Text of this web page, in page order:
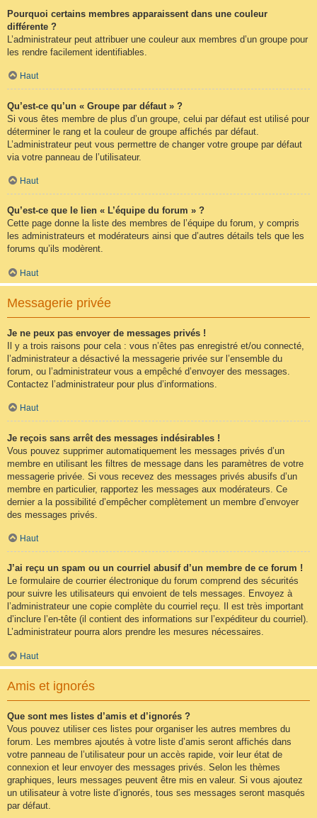
Pourquoi certains membres apparaissent dans une couleur
différente ?
L’administrateur peut attribuer une couleur aux membres d’un groupe pour
les rendre facilement identifiables.
Haut
Qu’est-ce qu’un « Groupe par défaut » ?
Si vous êtes membre de plus d’un groupe, celui par défaut est utilisé pour
déterminer le rang et la couleur de groupe affichés par défaut.
L’administrateur peut vous permettre de changer votre groupe par défaut
via votre panneau de l’utilisateur.
Haut
Qu’est-ce que le lien « L’équipe du forum » ?
Cette page donne la liste des membres de l’équipe du forum, y compris
les administrateurs et modérateurs ainsi que d’autres détails tels que les
forums qu’ils modèrent.
Haut
Messagerie privée
Je ne peux pas envoyer de messages privés !
Il y a trois raisons pour cela : vous n’êtes pas enregistré et/ou connecté,
l’administrateur a désactivé la messagerie privée sur l’ensemble du
forum, ou l’administrateur vous a empêché d’envoyer des messages.
Contactez l’administrateur pour plus d’informations.
Haut
Je reçois sans arrêt des messages indésirables !
Vous pouvez supprimer automatiquement les messages privés d’un
membre en utilisant les filtres de message dans les paramètres de votre
messagerie privée. Si vous recevez des messages privés abusifs d’un
membre en particulier, rapportez les messages aux modérateurs. Ce
dernier a la possibilité d’empêcher complètement un membre d’envoyer
des messages privés.
Haut
J’ai reçu un spam ou un courriel abusif d’un membre de ce forum !
Le formulaire de courrier électronique du forum comprend des sécurités
pour suivre les utilisateurs qui envoient de tels messages. Envoyez à
l’administrateur une copie complète du courriel reçu. Il est très important
d’inclure l’en-tête (il contient des informations sur l’expéditeur du courriel).
L’administrateur pourra alors prendre les mesures nécessaires.
Haut
Amis et ignorés
Que sont mes listes d’amis et d’ignorés ?
Vous pouvez utiliser ces listes pour organiser les autres membres du
forum. Les membres ajoutés à votre liste d’amis seront affichés dans
votre panneau de l’utilisateur pour un accès rapide, voir leur état de
connexion et leur envoyer des messages privés. Selon les thèmes
graphiques, leurs messages peuvent être mis en valeur. Si vous ajoutez
un utilisateur à votre liste d’ignorés, tous ses messages seront masqués
par défaut.